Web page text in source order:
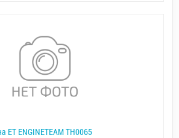
ET ENGINETEAM TH0065